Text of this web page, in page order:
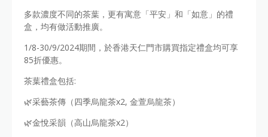
多款濃度不同的茶葉，更有寓意「平安」和「如意」的禮
盒，均有做活動推廣。
1/8-30/9/2024期間，於香港天仁門市購買指定禮盒均可享
85折優惠。
茶葉禮盒包括:
🌿采藝茶傳（四季烏龍茶x2, 金萱烏龍茶）
🌿金悅采韻（高山烏龍茶x2）